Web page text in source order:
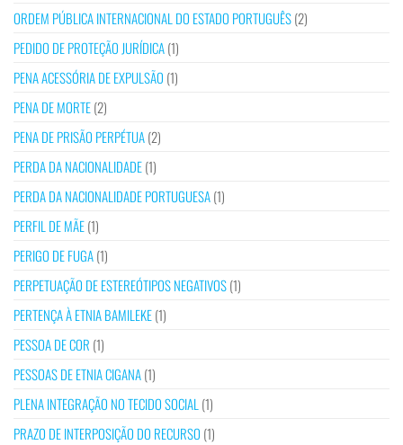
ORDEM PÚBLICA INTERNACIONAL DO ESTADO PORTUGUÊS(2)
PEDIDO DE PROTEÇÃO JURÍDICA(1)
PENA ACESSÓRIA DE EXPULSÃO (1)
PENA DE MORTE(2)
PENA DE PRISÃO PERPÉTUA(2)
PERDA DA NACIONALIDADE(1)
PERDA DA NACIONALIDADE PORTUGUESA(1)
PERFIL DE MÃE(1)
PERIGO DE FUGA(1)
PERPETUAÇÃO DE ESTEREÓTIPOS NEGATIVOS(1)
PERTENÇA À ETNIA BAMILEKE(1)
PESSOA DE COR (1)
PESSOAS DE ETNIA CIGANA(1)
PLENA INTEGRAÇÃO NO TECIDO SOCIAL(1)
PRAZO DE INTERPOSIÇÃO DO RECURSO (1)